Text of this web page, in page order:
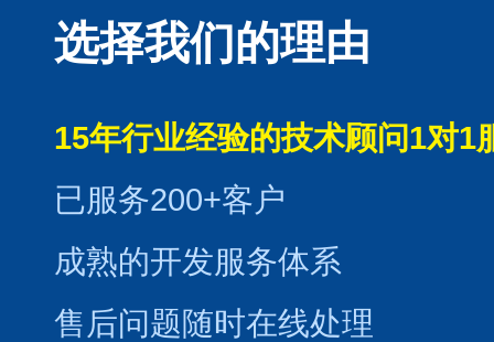
选择我们的理由
15年行业经验的技术顾问1对1
已服务200+客户
成熟的开发服务体系
售后问题随时在线处理